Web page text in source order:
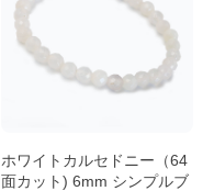
ホワイトカルセドニー（64
面カット) 6mm シンプルブ